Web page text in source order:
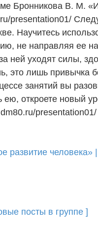
Бронникова В. М.
presentation01/
Научитесь
не направляя ее
ней уходят силы,
это лишь привычка
занятий вы
откроете новый
presentation01/
развитие
посты в группе ]